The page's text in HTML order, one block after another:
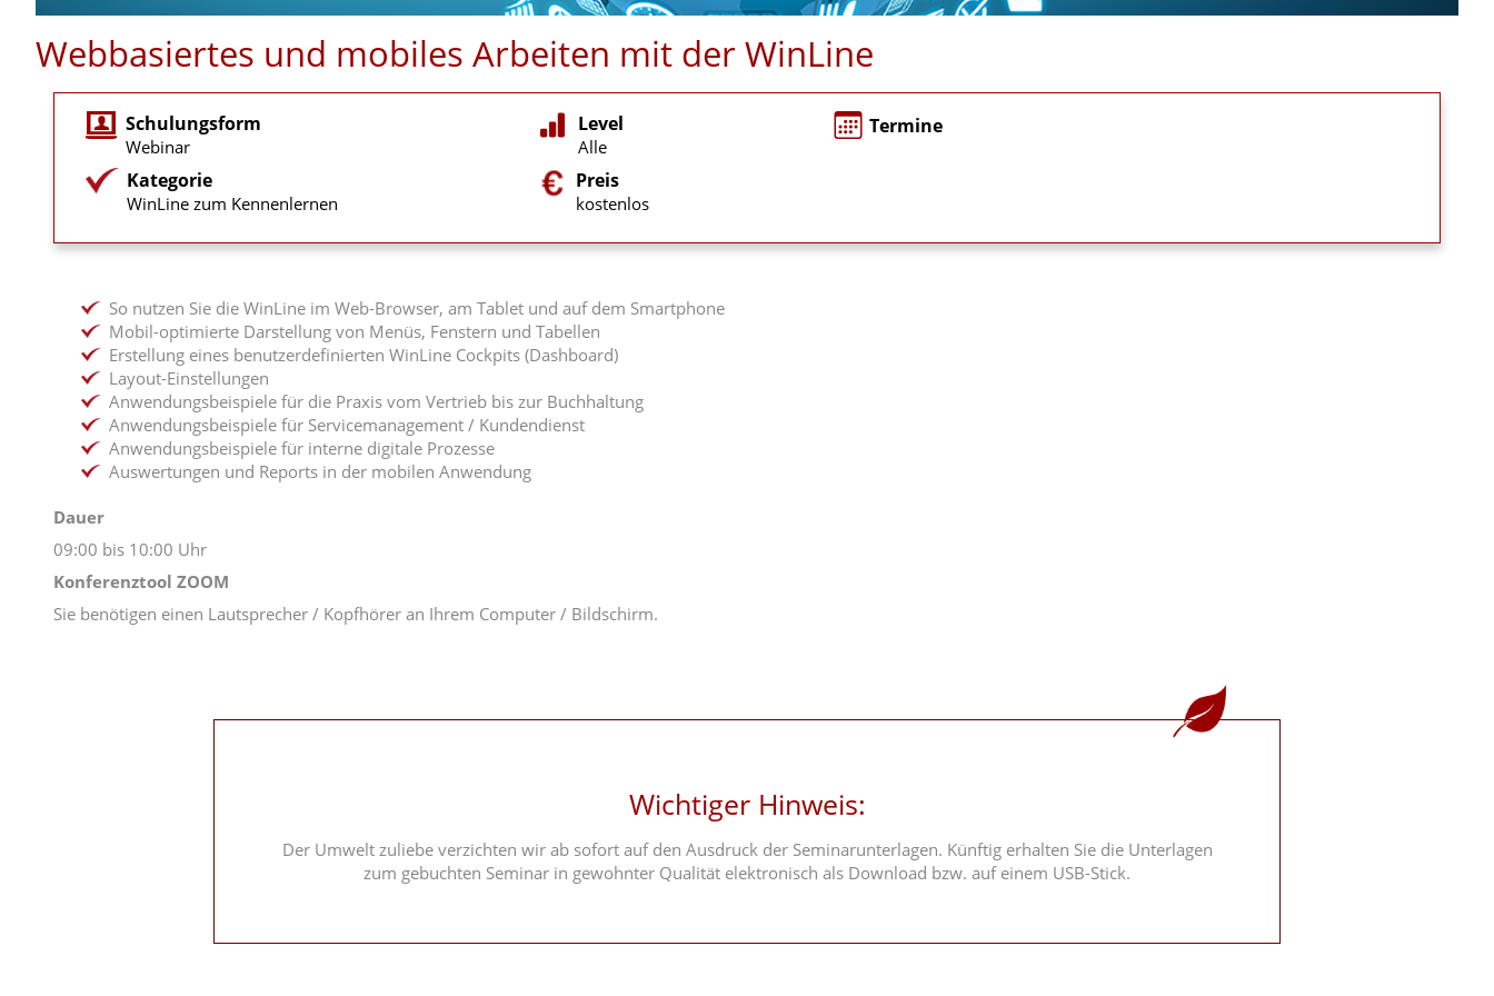
Webbasiertes und mobiles Arbeiten mit der WinLine
Schulungsform
Webinar
Kategorie
WinLine zum Kennenlernen
Level
Alle
Preis
kostenlos
Termine
So nutzen Sie die WinLine im Web-Browser, am Tablet und auf dem Smartphone
Mobil-optimierte Darstellung von Menüs, Fenstern und Tabellen
Erstellung eines benutzerdefinierten WinLine Cockpits (Dashboard)
Layout-Einstellungen
Anwendungsbeispiele für die Praxis vom Vertrieb bis zur Buchhaltung
Anwendungsbeispiele für Servicemanagement / Kundendienst
Anwendungsbeispiele für interne digitale Prozesse
Auswertungen und Reports in der mobilen Anwendung
Dauer
09:00 bis 10:00 Uhr
Konferenztool ZOOM
Sie benötigen einen Lautsprecher / Kopfhörer an Ihrem Computer / Bildschirm.
Wichtiger Hinweis:
Der Umwelt zuliebe verzichten wir ab sofort auf den Ausdruck der Seminarunterlagen. Künftig erhalten Sie die Unterlagen
zum gebuchten Seminar in gewohnter Qualität elektronisch als Download bzw. auf einem USB-Stick.